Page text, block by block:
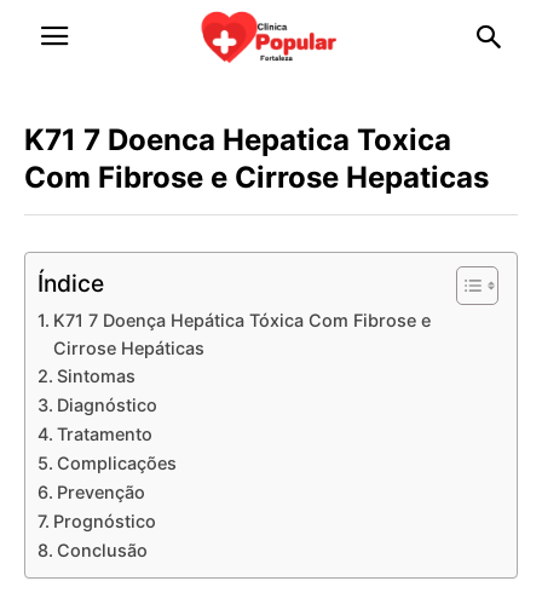
K71 7 Doenca Hepatica Toxica
Com Fibrose e Cirrose Hepaticas
Índice
K71 7 Doença Hepática Tóxica Com Fibrose e
Cirrose Hepáticas
Sintomas
Diagnóstico
Tratamento
Complicações
Prevenção
Prognóstico
Conclusão